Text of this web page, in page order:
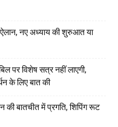
ऐलान, नए अध्याय की शुरुआत या
पर विशेष सत्र नहीं लाएगी,
के लिए बात की
बातचीत में प्रगति, शिपिंग रूट